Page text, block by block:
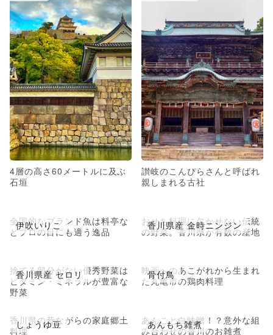
4層の高さ60メートルに及ぶ
石垣
讃岐のこんぴらさんと呼ばれ
親しまれる古社
伊吹いりこ
全国的なブランド魚は料亭な
どプロの目にも適う逸品
香川県産 金時ニンジン
おせち料理に欠かせない伝統
の野菜。香川県が有数の産地
香川県産 セロリ
捨てる部分がない優秀野菜は
ビタミン・ミネラルが豊富な
野菜
骨付鳥
映画へのあこがれから生まれ
た丸亀市の鶏肉料理
しょうゆ豆
香川県の昔ながらの家庭郷土
料理
あんもち雑煮
あんこと白味噌！？意外な組
み合わせの香川のお雑煮